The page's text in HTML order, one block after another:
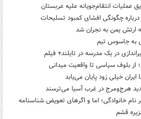
عملیات انتقام‌جویانه علیه عربستان
چگونگی افشای کمبود تسلیحات
ارتش یمن به نجران شد
به جاسوس تیم
بلوف سیاسی تا واقعیت میدانی
خیلی زود پایان می‌یابد
هرج‌ومرج در غرب آسیا می‌ترسند
خانوادگی؛ اما و اگرهای تعویض شناسنامه
قشم